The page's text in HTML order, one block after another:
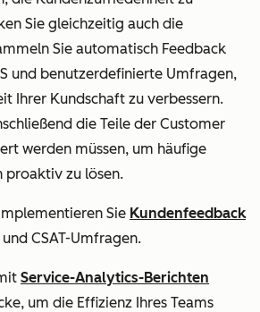
Sie gleichzeitig auch die
Sie automatisch Feedback
und benutzerdefinierte Umfragen,
Ihrer Kundschaft zu verbessern.
die Teile der Customer
werden müssen, um häufige
proaktiv zu lösen.
Sie Kundenfeedback
und CSAT-Umfragen.
Service-Analytics-Berichten
um die Effizienz Ihres Teams